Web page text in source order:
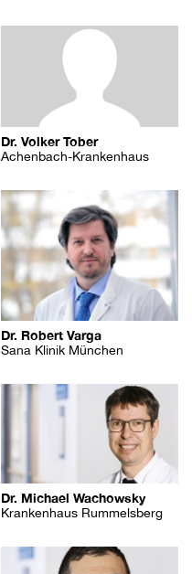
Dr. Volker Tober
Achenbach-Krankenhaus
Dr. Robert Varga
Sana Klinik München
Dr. Michael Wachowsky
Krankenhaus Rummelsberg